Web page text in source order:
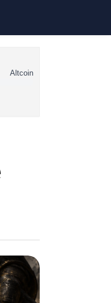
Haberleri
Haberleri
Haberleri
Altcoin